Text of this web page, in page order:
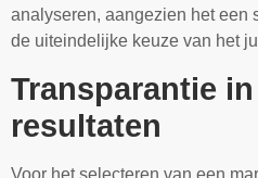
analyseren, aangezien het een
de uiteindelijke keuze van het
Transparantie
resultaten
Voor het selecteren van een